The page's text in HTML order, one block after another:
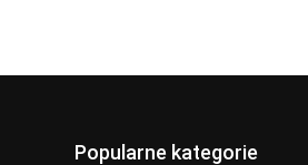
Popularne kategorie